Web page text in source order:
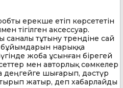
ерекше етіп көрсететін
тігілген аксессуар.
саналы тұтыну трендіне сай
бұйымдарын нарыққа
жоба ұсынған бірегей
мен авторлық сөмкелер
деңгейге шығарып, дәстүр
жатыр, деп хабарлайды